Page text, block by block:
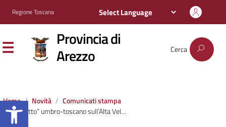
Apri la barra degli strumenti
Regione Toscana
Provincia di
Arezzo Cerca
Home Novità
Comunicati stampa
Il “patto” umbro-toscano sull’Alta Velocità: sindaci della Valtiberina Toscana e Altotevere Umbro uniti per dire si a Rigutino come stazione ferroviaria MedioEtruria. Incontro oggi a Citta’ di Castello